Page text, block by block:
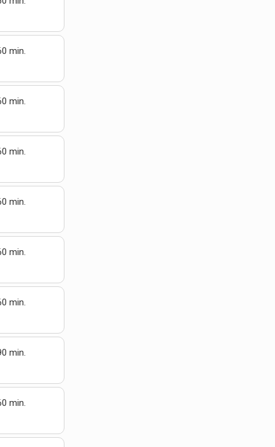
min.
min.
min.
min.
min.
min.
min.
min.